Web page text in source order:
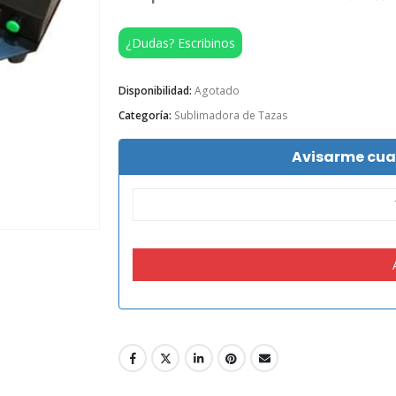
¿Dudas? Escribinos
Disponibilidad: Agotado
Categoría: Sublimadora de Tazas
Avisarme